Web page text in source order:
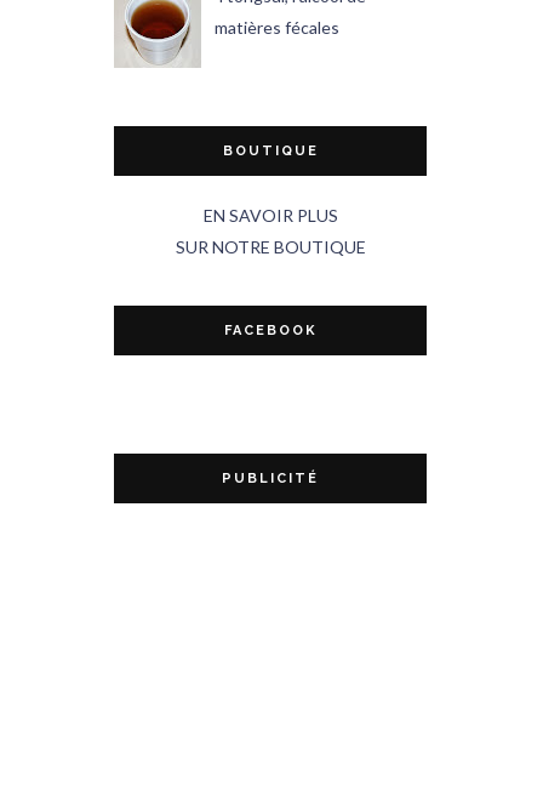
matières fécales
BOUTIQUE
EN SAVOIR PLUS
SUR NOTRE BOUTIQUE
FACEBOOK
PUBLICITÉ